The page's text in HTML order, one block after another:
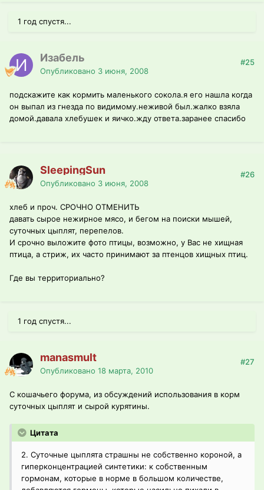
1 год спустя...
Изабель
Опубликовано 3 июня, 2008
#25
подскажите как кормить маленького сокола.я его нашла когда
он выпал из гнезда по видимому.неживой был.жалко взяла
домой.давала хлебушек и яичко.жду ответа.заранее спасибо
SleepingSun
Опубликовано 3 июня, 2008
#26
хлеб и проч. СРОЧНО ОТМЕНИТЬ
давать сырое нежирное мясо, и бегом на поиски мышей,
суточных цыплят, перепелов.
И срочно выложите фото птицы, возможно, у Вас не хищная
птица, а стриж, их часто принимают за птенцов хищных птиц.
Где вы территориально?
1 год спустя...
manasmult
Опубликовано 18 марта, 2010
#27
С кошачьего форума, из обсуждений использования в корм
суточных цыплят и сырой курятины.
Цитата
2. Суточные цыплята страшны не собственно короной, а
гиперконцентрацией синтетики: к собственным
гормонам, которые в норме в большом количестве,